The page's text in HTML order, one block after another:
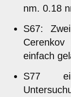
nm. 0.18
S67:
Cerenkov
einfach
S77